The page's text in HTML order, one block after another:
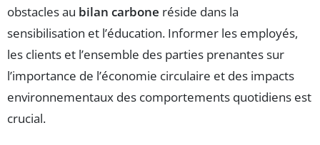
obstacles au bilan carbone réside dans la
sensibilisation et l’éducation. Informer les employés,
les clients et l’ensemble des parties prenantes sur
l’importance de l’économie circulaire et des impacts
environnementaux des comportements quotidiens est
crucial.